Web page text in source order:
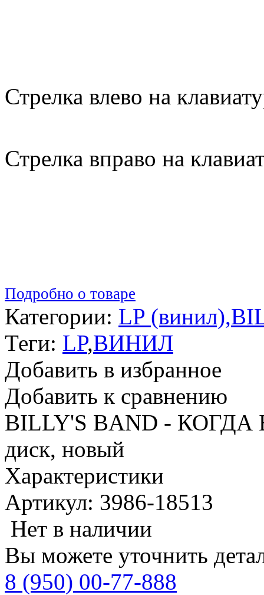
Стрелка влево на
Стрелка вправо на
Подробно о товаре
Категории: LP (винил),
Теги: LP,ВИНИЛ
Добавить в избранное
Добавить к сравнению
BILLY'S BAND -
диск, новый
Характеристики
Артикул: 3986-18513
Нет в наличии
Вы можете уточнить
8 (950) 00-77-888